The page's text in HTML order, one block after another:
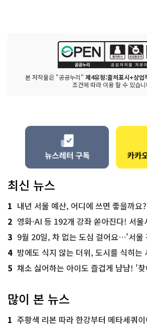
본 저작물은 "공공누리" 제4유형:출처표시+상업
조건에 따라 이용 할 수 있습
최신 뉴스
1 내년 서울 예산, 어디에 쓰면 좋을까요
2 영화·AI 등 192개 강좌 쏟아진다! 서
3 9월 20일, 차 없는 도심 걸어요…'서울 걷자
4 밤에도 식지 않는 더위, 도시를 식히는
5 채소 싫어하는 아이도 즐겁게 냠냠! '찾아가는
많이 본 뉴스
1 주황색 리본 따라 한강부터 메타세쿼이아 숲길